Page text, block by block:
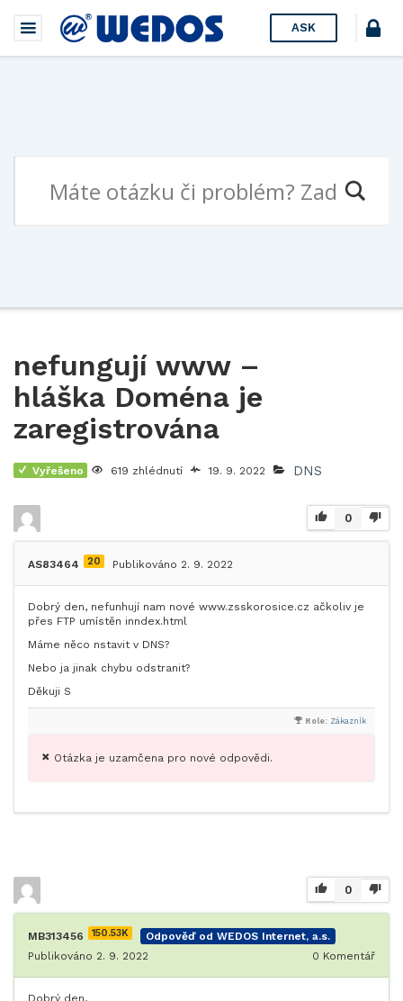
ASK
nefungují www –
hláška Doména je
zaregistrována
Vyřešeno 619 zhlédnutí 19. 9. 2022 DNS
0
AS83464 20 Publikováno 2. 9. 2022
Dobrý den, nefunhují nam nové www.zsskorosice.cz ačkoliv je
přes FTP umístěn inndex.html
Máme něco nstavit v DNS?
Nebo ja jinak chybu odstranit?
Děkuji S
Role: Zákazník
Otázka je uzamčena pro nové odpovědi.
0
MB313456 150.53K
Odpověď od WEDOS Internet, a.s.
Publikováno 2. 9. 2022
0 Komentář
Dobrý den,